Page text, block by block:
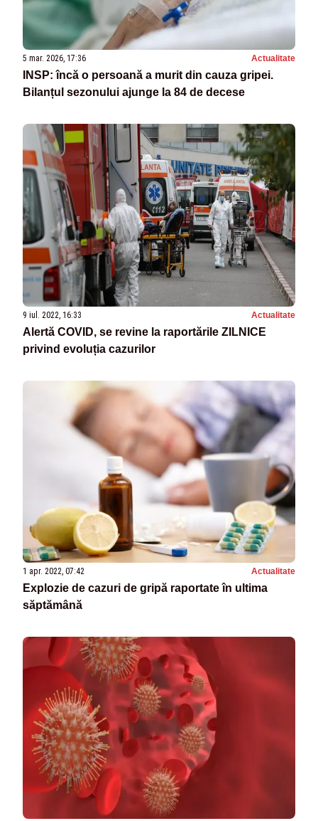
5 mar. 2026, 17:36 Actualitate
INSP: încă o persoană a murit din cauza gripei.
Bilanțul sezonului ajunge la 84 de decese
9 iul. 2022, 16:33 Actualitate
Alertă COVID, se revine la raportările ZILNICE
privind evoluția cazurilor
1 apr. 2022, 07:42 Actualitate
Explozie de cazuri de gripă raportate în ultima
săptămână